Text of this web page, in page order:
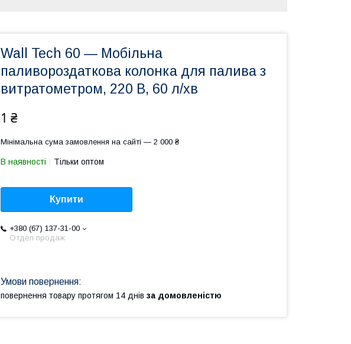
Wall Tech 60 — Мобільна
паливороздаткова колонка для палива з
витратометром, 220 В, 60 л/хв
1 ₴
Мінімальна сума замовлення на сайті — 2 000 ₴
В наявності Тільки оптом
Купити
+380 (67) 137-31-00
Отдел продаж
повернення товару протягом 14 днів за домовленістю